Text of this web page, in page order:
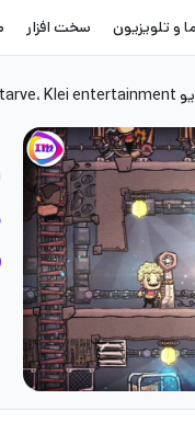
و تلویزیون سخت افزار